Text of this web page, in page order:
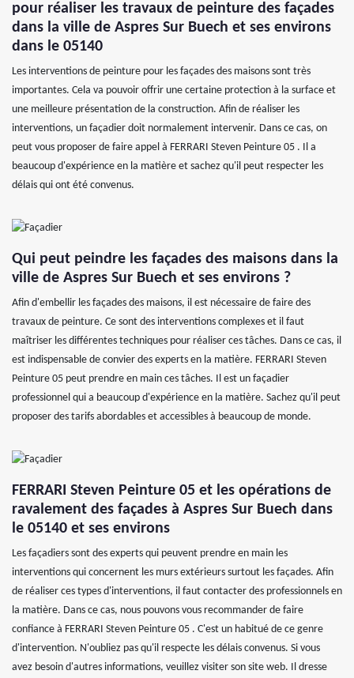
pour réaliser les travaux de peinture des façades
dans la ville de Aspres Sur Buech et ses environs
dans le 05140
Les interventions de peinture pour les façades des maisons sont très
importantes. Cela va pouvoir offrir une certaine protection à la surface et
une meilleure présentation de la construction. Afin de réaliser les
interventions, un façadier doit normalement intervenir. Dans ce cas, on
peut vous proposer de faire appel à FERRARI Steven Peinture 05 . Il a
beaucoup d'expérience en la matière et sachez qu'il peut respecter les
délais qui ont été convenus.
Qui peut peindre les façades des maisons dans la
ville de Aspres Sur Buech et ses environs ?
Afin d'embellir les façades des maisons, il est nécessaire de faire des
travaux de peinture. Ce sont des interventions complexes et il faut
maîtriser les différentes techniques pour réaliser ces tâches. Dans ce cas, il
est indispensable de convier des experts en la matière. FERRARI Steven
Peinture 05 peut prendre en main ces tâches. Il est un façadier
professionnel qui a beaucoup d'expérience en la matière. Sachez qu'il peut
proposer des tarifs abordables et accessibles à beaucoup de monde.
FERRARI Steven Peinture 05 et les opérations de
ravalement des façades à Aspres Sur Buech dans
le 05140 et ses environs
Les façadiers sont des experts qui peuvent prendre en main les
interventions qui concernent les murs extérieurs surtout les façades. Afin
de réaliser ces types d'interventions, il faut contacter des professionnels en
la matière. Dans ce cas, nous pouvons vous recommander de faire
confiance à FERRARI Steven Peinture 05 . C'est un habitué de ce genre
d'intervention. N'oubliez pas qu'il respecte les délais convenus. Si vous
avez besoin d'autres informations, veuillez visiter son site web. Il dresse